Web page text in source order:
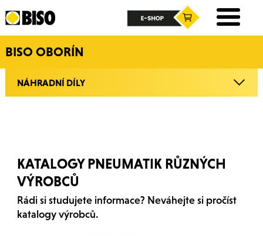
BISO OBORÍN
NÁHRADNÍ DÍLY
KATALOGY PNEUMATIK RŮZNÝCH
VÝROBCŮ
Rádi si studujete informace? Neváhejte si pročíst
katalogy výrobců.